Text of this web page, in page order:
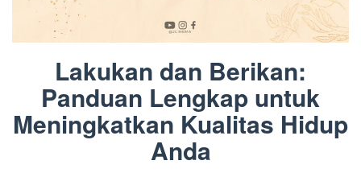
Lakukan dan Berikan:
Panduan Lengkap untuk
Meningkatkan Kualitas Hidup
Anda